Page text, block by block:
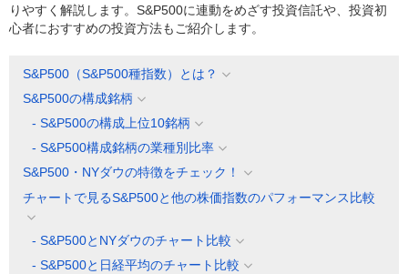
りやすく解説します。S&P500に連動をめざす投資信託や、投資初
心者におすすめの投資方法もご紹介します。
S&P500（S&P500種指数）とは？
S&P500の構成銘柄
- S&P500の構成上位10銘柄
- S&P500構成銘柄の業種別比率
S&P500・NYダウの特徴をチェック！
チャートで見るS&P500と他の株価指数のパフォーマンス比較
- S&P500とNYダウのチャート比較
- S&P500と日経平均のチャート比較